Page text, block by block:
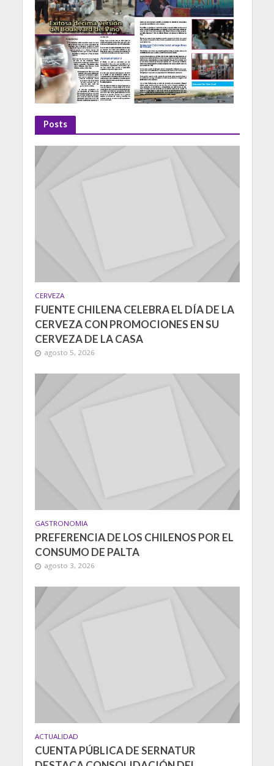
Posts
CERVEZA
FUENTE CHILENA CELEBRA EL DÍA DE LA
CERVEZA CON PROMOCIONES EN SU
CERVEZA DE LA CASA
agosto 5, 2026
GASTRONOMIA
PREFERENCIA DE LOS CHILENOS POR EL
CONSUMO DE PALTA
agosto 3, 2026
ACTUALIDAD
CUENTA PÚBLICA DE SERNATUR